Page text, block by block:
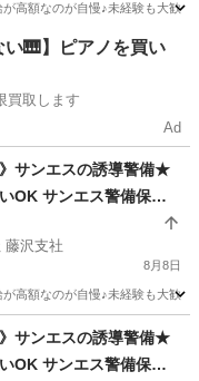
額なのが自慢♪未経験も大歓迎
い🎹】ピアノを買い
買取します
Ad
》サンエスの誘導警備★
OK サンエス警備保障
藤沢支社
8月8日
額なのが自慢♪未経験も大歓迎
エス警備保障株式会社
》サンエスの誘導警備★
OK サンエス警備保障